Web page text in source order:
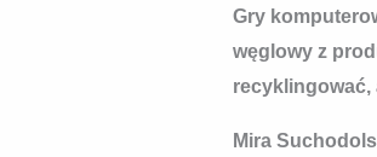
Gry
węglowy z
recyklingować,
Mira